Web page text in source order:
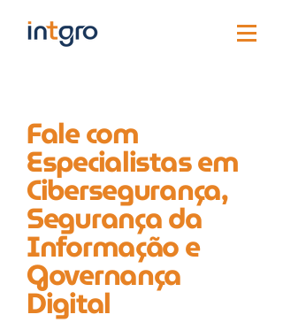
Fale com
Especialistas em
Cibersegurança,
Segurança da
Informação e
Governança
Digital